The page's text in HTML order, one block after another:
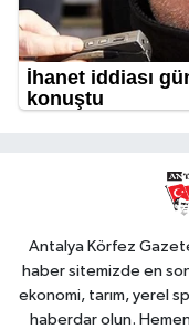
Antalya Körfez
haber sitemizde en
ekonomi, tarım, yerel
haberdar olun. Hemen